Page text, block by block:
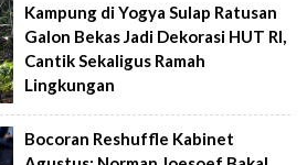
Kampung di Yogya Sulap Ratusan
Galon Bekas Jadi Dekorasi HUT RI,
Cantik Sekaligus Ramah
Lingkungan
Bocoran Reshuffle Kabinet